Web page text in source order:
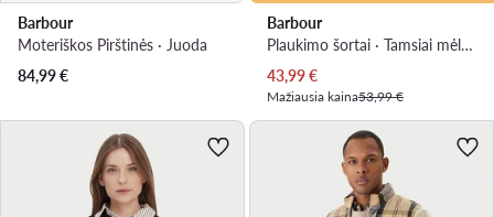
Barbour
Moteriškos Pirštinės · Juoda
84,99€
Barbour
Plaukimo šortai · Tamsiai mėlyna
Dabartinė kaina
43,99€
Mažiausia kaina53,99 €